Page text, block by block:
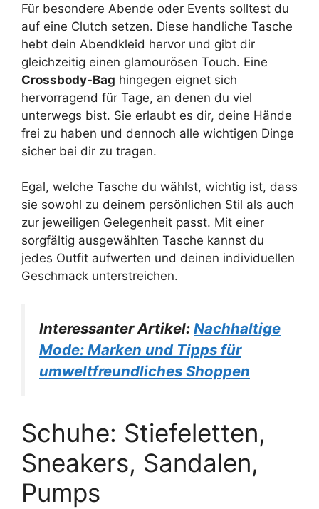
Für besondere Abende oder Events solltest du
auf eine Clutch setzen. Diese handliche Tasche
hebt dein Abendkleid hervor und gibt dir
gleichzeitig einen glamourösen Touch. Eine
Crossbody-Bag hingegen eignet sich
hervorragend für Tage, an denen du viel
unterwegs bist. Sie erlaubt es dir, deine Hände
frei zu haben und dennoch alle wichtigen Dinge
sicher bei dir zu tragen.
Egal, welche Tasche du wählst, wichtig ist, dass
sie sowohl zu deinem persönlichen Stil als auch
zur jeweiligen Gelegenheit passt. Mit einer
sorgfältig ausgewählten Tasche kannst du
jedes Outfit aufwerten und deinen individuellen
Geschmack unterstreichen.
Interessanter Artikel: Nachhaltige
Mode: Marken und Tipps für
umweltfreundliches Shoppen
Schuhe: Stiefeletten,
Sneakers, Sandalen,
Pumps